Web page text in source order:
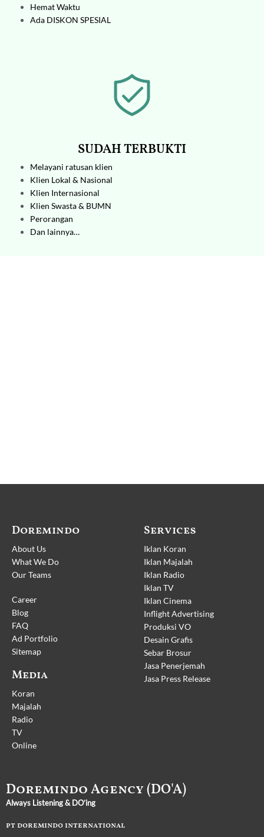
Hemat Waktu
Ada DISKON SPESIAL
SUDAH TERBUKTI
Melayani ratusan klien
Klien Lokal & Nasional
Klien Internasional
Klien Swasta & BUMN
Perorangan
Dan lainnya…
Doremindo
About Us
What We Do
Our Teams
Career
Blog
FAQ
Ad Portfolio
Sitemap
Media
Koran
Majalah
Radio
TV
Online
Services
Iklan Koran
Iklan Majalah
Iklan Radio
Iklan TV
Iklan Cinema
Inflight Advertising
Produksi VO
Desain Grafis
Sebar Brosur
Jasa Penerjemah
Jasa Press Release
Doremindo Agency (DO'A)
Always Listening & DO’ing
pt doremindo international